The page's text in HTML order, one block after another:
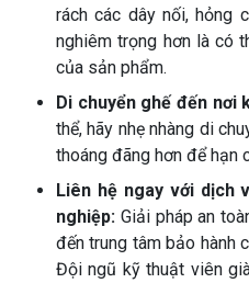
rách các dây nối, hỏng
nghiêm trọng hơn là có
của sản phẩm.
Di chuyển ghế đến nơi
thể, hãy nhẹ nhàng di
thoáng đãng hơn để hạn
Liên hệ ngay với dịch
nghiệp: Giải pháp an
đến trung tâm bảo hành
Đội ngũ kỹ thuật viên